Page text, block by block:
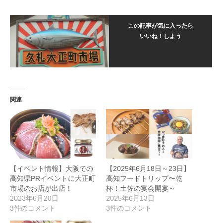
この記事が気に入ったら
いいね！しよう
関連
【イベント情報】大阪での
高知県PRイベントに大正町
市場のお店が出店！
2023年6月20日
3件のコメント
【2025年6月18日～23日】
高知フードトリップ〜乾
杯！土佐の宴会開宴～
2025年6月13日
3件のコメント